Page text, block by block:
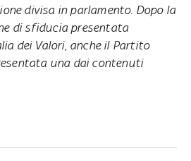
divisa in parlamento. Dopo la
di sfiducia presentata
dei Valori, anche il Partito
una dai contenuti